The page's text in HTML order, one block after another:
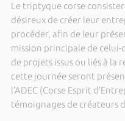
Le triptyque corse
désireux de créer leur
procéder, afin de leur
mission principale de celui-
de projets issus ou liés à la
cette journée seront
l’ADEC (Corse Esprit
témoignages de créateurs